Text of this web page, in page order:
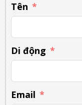
Tên
Di động
Email